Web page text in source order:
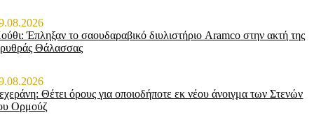
Έπληξαν το σαουδαραβικό διυλιστήριο Aramco στην ακτή της
Θάλασσας
Θέτει όρους για οποιοδήποτε εκ νέου άνοιγμα των Στενών
Ορμούζ